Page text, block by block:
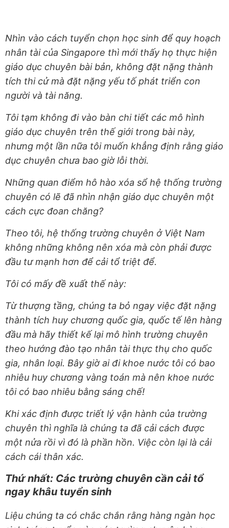
Nhìn vào cách tuyển chọn học sinh để quy hoạch
nhân tài của Singapore thì mới thấy họ thực hiện
giáo dục chuyên bài bản, không đặt nặng thành
tích thi cử mà đặt nặng yếu tố phát triển con
người và tài năng.
Tôi tạm không đi vào bàn chi tiết các mô hình
giáo dục chuyên trên thế giới trong bài này,
nhưng một lần nữa tôi muốn khẳng định rằng giáo
dục chuyên chưa bao giờ lỗi thời.
Những quan điểm hô hào xóa sổ hệ thống trường
chuyên có lẽ đã nhìn nhận giáo dục chuyên một
cách cực đoan chăng?
Theo tôi, hệ thống trường chuyên ở Việt Nam
không những không nên xóa mà còn phải được
đầu tư mạnh hơn để cải tổ triệt để.
Tôi có mấy đề xuất thế này:
Từ thượng tầng, chúng ta bỏ ngay việc đặt nặng
thành tích huy chương quốc gia, quốc tế lên hàng
đầu mà hãy thiết kế lại mô hình trường chuyên
theo hướng đào tạo nhân tài thực thụ cho quốc
gia, nhân loại. Bây giờ ai đi khoe nước tôi có bao
nhiêu huy chương vàng toán mà nên khoe nước
tôi có bao nhiêu bằng sáng chế!
Khi xác định được triết lý vận hành của trường
chuyên thì nghĩa là chúng ta đã cải cách được
một nửa rồi vì đó là phần hồn. Việc còn lại là cải
cách cái thân xác.
Thứ nhất: Các trường chuyên cần cải tổ
ngay khâu tuyển sinh
Liệu chúng ta có chắc chắn rằng hàng ngàn học